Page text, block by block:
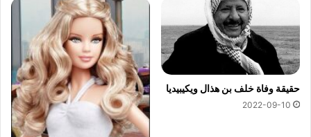
حقيقة وفاة خلف بن هذال ويكيبيديا
2022-09-10